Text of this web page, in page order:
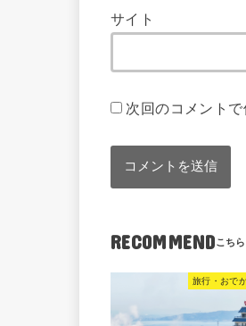
サイト
次回のコメント
RECOMMEND
旅行・おで